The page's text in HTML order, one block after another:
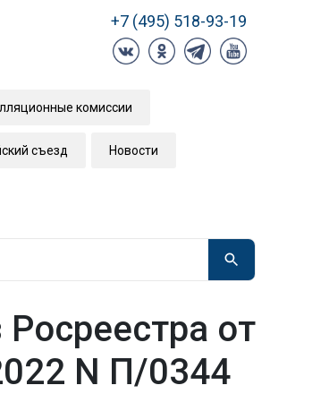
+7 (495) 518-93-19
комиссии
съезд Новости
от
N П/0344